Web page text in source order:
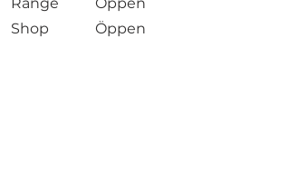
Shop
Öppen